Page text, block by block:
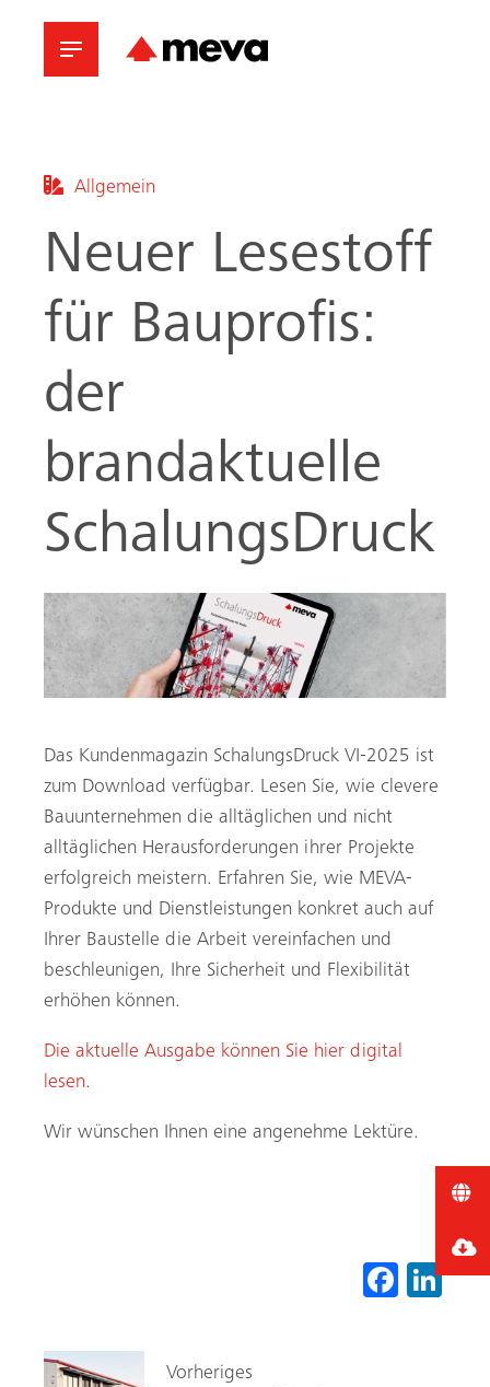
Allgemein
Neuer Lesestoff
für Bauprofis:
der
brandaktuelle
SchalungsDruck
Das Kundenmagazin SchalungsDruck VI-2025 ist
zum Download verfügbar. Lesen Sie, wie clevere
Bauunternehmen die alltäglichen und nicht
alltäglichen Herausforderungen ihrer Projekte
erfolgreich meistern. Erfahren Sie, wie MEVA-
Produkte und Dienstleistungen konkret auch auf
Ihrer Baustelle die Arbeit vereinfachen und
beschleunigen, Ihre Sicherheit und Flexibilität
erhöhen können.
Die aktuelle Ausgabe können Sie hier digital
lesen.
Wir wünschen Ihnen eine angenehme Lektüre.
Fa Li
Vorheriges